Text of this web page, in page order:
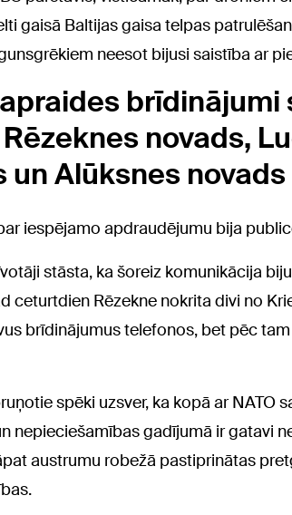
gaisā Baltijas gaisa telpas
neesot bijusi saistība ar
novads,
un Alūksnes
iespējamo apdraudējumu bija
stāsta, ka šoreiz komunikācija
ceturtdien Rēzekne nokrita divi no
brīdinājumus telefonos, bet pēc
spēki uzsver, ka kopā ar
nepieciešamības gadījumā ir gatavi
austrumu robežā pastiprinātas